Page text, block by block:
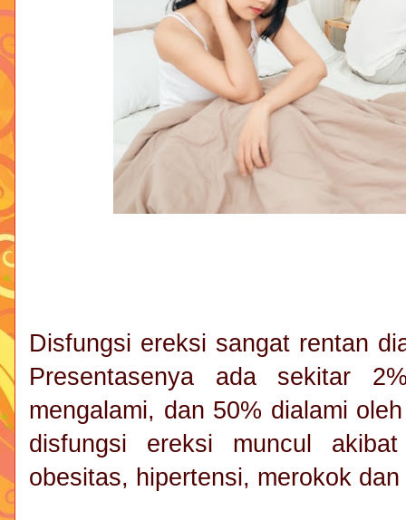
Disfungsi ereksi sangat rentan
Presentasenya ada sekitar
mengalami, dan 50% dialami
disfungsi ereksi muncul
obesitas, hipertensi, merokok